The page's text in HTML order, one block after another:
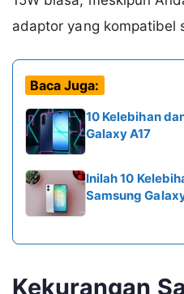
adaptor yang kompatibel
Baca Juga:
10 Kelebihan
Galaxy A17
Inilah 10
Samsung
Kekurangan